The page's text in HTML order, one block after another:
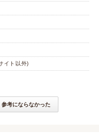
イト以外)
参考にならなかった